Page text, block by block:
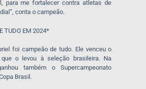
para me fortalecer contra atletas de
conta o campeão.
TUDO EM 2024*
foi campeão de tudo. Ele venceu o
que o levou à seleção brasileira. Na
também o Supercampeonato
Brasil.